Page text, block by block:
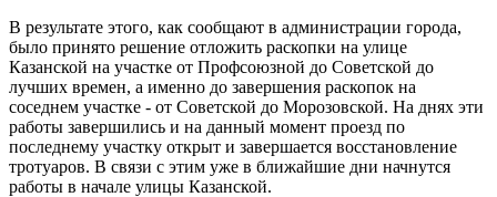
В результате этого, как сообщают в администрации города,
было принято решение отложить раскопки на улице
Казанской на участке от Профсоюзной до Советской до
лучших времен, а именно до завершения раскопок на
соседнем участке - от Советской до Морозовской. На днях эти
работы завершились и на данный момент проезд по
последнему участку открыт и завершается восстановление
тротуаров. В связи с этим уже в ближайшие дни начнутся
работы в начале улицы Казанской.